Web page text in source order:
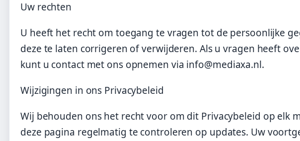
Uw rechten
U heeft het recht om toegang te vragen tot de persoonlijke
deze te laten corrigeren of verwijderen. Als u vragen heeft
kunt u contact met ons opnemen via info@mediaxa.nl.
Wijzigingen in ons Privacybeleid
Wij behouden ons het recht voor om dit Privacybeleid op elk
deze pagina regelmatig te controleren op updates. Uw